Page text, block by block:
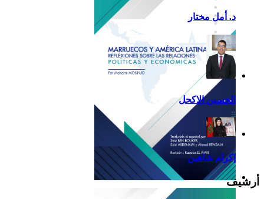
Reflexiones
د. أمل مختار
الحسين الاكحل
إكرام شاهين
أرشيف